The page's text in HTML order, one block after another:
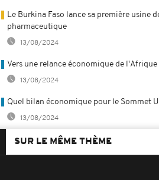
Le Burkina Faso lance sa première usine
pharmaceutique
13/08/2024
Vers une relance économique de l'Afrique
13/08/2024
Quel bilan économique pour le Sommet
13/08/2024
SUR LE MÊME THÈME